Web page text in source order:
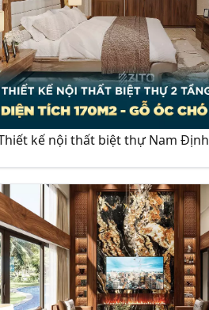
kế nội thất biệt thự Nam Định